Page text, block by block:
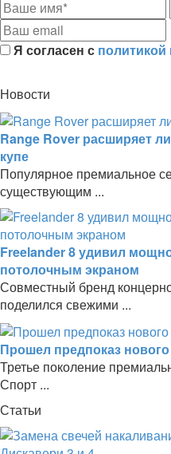
Я согласен с
Новости
Range Rover расширяет
купе
Популярное премиальное
существующим ...
Freelander 8 удивил
потолочным экраном
Совместный бренд
поделился свежими ...
Прошел предпоказ
Третье поколение
Спорт ...
Статьи